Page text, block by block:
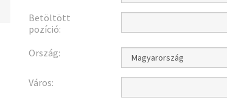
Betöltött
pozíció:
Ország:
Város: